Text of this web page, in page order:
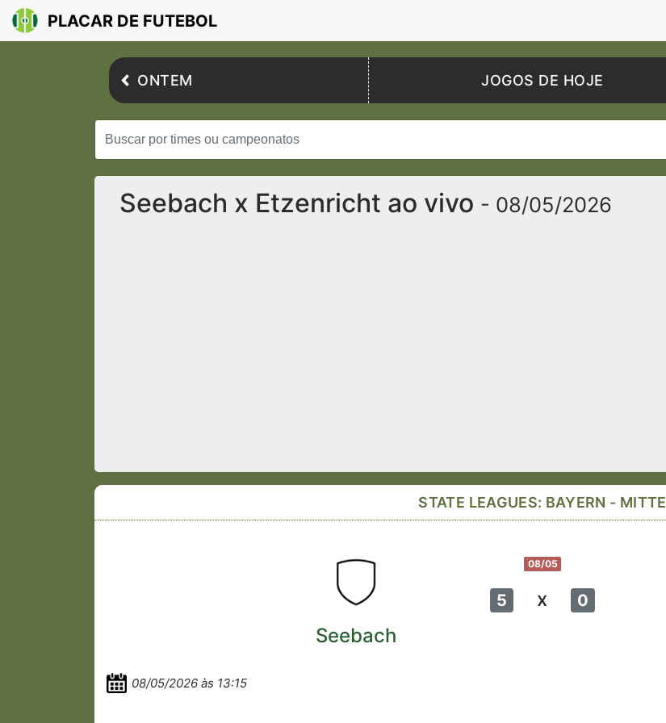
PLACAR DE FUTEBOL
ONTEM JOGOS DE HOJE
Seebach x Etzenricht ao vivo - 08/05/2026
STATE LEAGUES: BAYERN - MITTE
08/05
5 x 0
Seebach
08/05/2026 às 13:15